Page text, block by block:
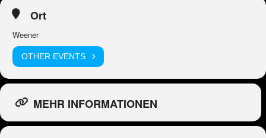
Ort
Weener
OTHER EVENTS
MEHR INFORMATIONEN